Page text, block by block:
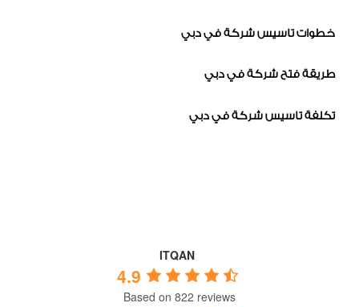
خطوات تاسيس شركة في دبي
طريقة فتح شركة في دبي
تكلفة تاسيس شركة في دبي
ITQAN
4.9
Based on 822 reviews